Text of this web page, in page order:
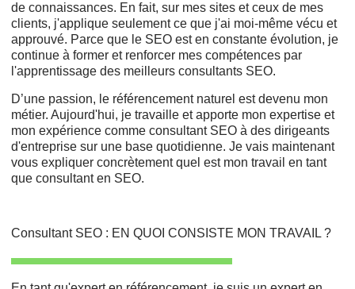
de connaissances. En fait, sur mes sites et ceux de mes
clients, j'applique seulement ce que j'ai moi-même vécu et
approuvé. Parce que le SEO est en constante évolution, je
continue à former et renforcer mes compétences par
l'apprentissage des meilleurs consultants SEO.
D’une passion, le référencement naturel est devenu mon
métier. Aujourd'hui, je travaille et apporte mon expertise et
mon expérience comme consultant SEO à des dirigeants
d'entreprise sur une base quotidienne. Je vais maintenant
vous expliquer concrètement quel est mon travail en tant
que consultant en SEO.
Consultant SEO : EN QUOI CONSISTE MON TRAVAIL ?